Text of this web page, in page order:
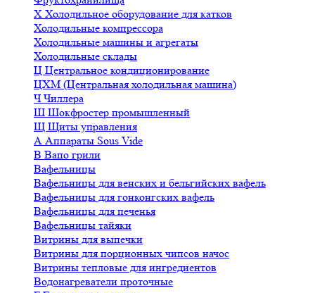
Х Холодильное оборудование для катков
Холодильные компрессора
Холодильные машины и агрегаты
Холодильные склады
Ц Центральное кондиционирование
ЦХМ (Центральная холодильная машина)
ЧЧиллера
Ш Шокфростер промышленный
Щ Щиты управления
А Аппараты Sous Vide
В Вапо грили
Вафельницы
Вафельницы для венских и бельгийских вафель
Вафельницы для гонконгских вафель
Вафельницы для печенья
Вафельницы тайяки
Витрины для выпечки
Витрины для порционных чипсов начос
Витрины тепловые для ингредиентов
Водонагреватели проточные